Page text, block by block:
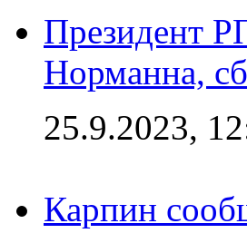
Президент
Норманна,
25.9.2023,
Карпин